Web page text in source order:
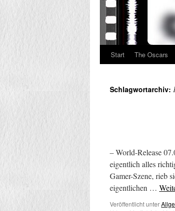
Start The Oscars
Schlagwortarchiv:
– World-Release
eigentlich alles
Gamer-Szene, rieb
eigentlichen …
Veröffentlicht unter